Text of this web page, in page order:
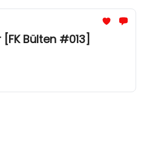
Bülten #013]